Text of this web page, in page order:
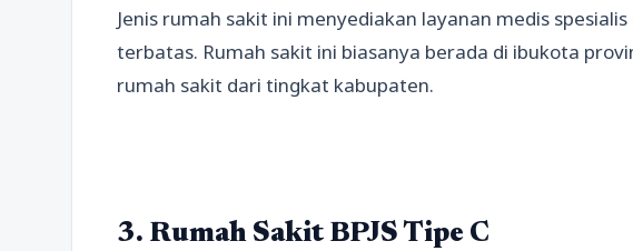
Jenis rumah sakit ini menyediakan layanan medis
terbatas. Rumah sakit ini biasanya berada di ibukota
rumah sakit dari tingkat kabupaten.
3. Rumah Sakit BPJS Tipe C